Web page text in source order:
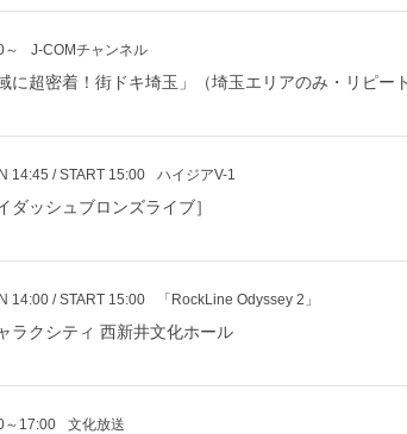
～ J-COMチャンネル
域に超密着！街ドキ埼玉」（埼玉エリアのみ・リピー
14:45 / START 15:00 ハイジアV-1
ダッシュブロンズライブ］
14:00 / START 15:00 「RockLine Odyssey 2」
ラクシティ 西新井文化ホール
～17:00 文化放送